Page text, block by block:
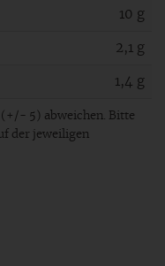
10 g
2,1 g
1,4 g
5) abweichen. Bitte
der jeweiligen